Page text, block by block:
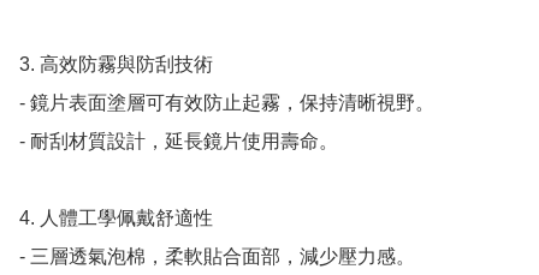
3. 高效防霧與防刮技術
- 鏡片表面塗層可有效防止起霧，保持清晰視野。
- 耐刮材質設計，延長鏡片使用壽命。
4. 人體工學佩戴舒適性
- 三層透氣泡棉，柔軟貼合面部，減少壓力感。